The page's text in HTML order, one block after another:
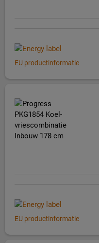
EU productinformatie
EU productinformatie